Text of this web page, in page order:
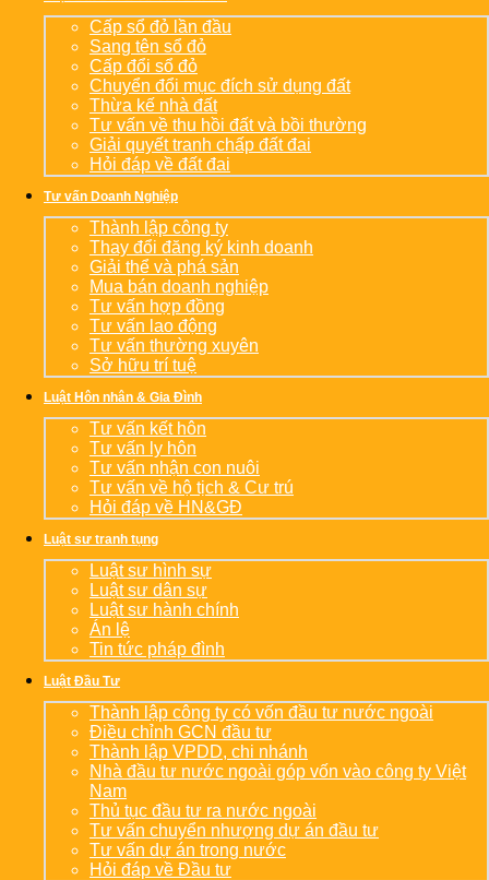
Cấp sổ đỏ lần đầu
Sang tên sổ đỏ
Cấp đổi sổ đỏ
Chuyển đổi mục đích sử dụng đất
Thừa kế nhà đất
Tư vấn về thu hồi đất và bồi thường
Giải quyết tranh chấp đất đai
Hỏi đáp về đất đai
Tư vấn Doanh Nghiệp
Thành lập công ty
Thay đổi đăng ký kinh doanh
Giải thể và phá sản
Mua bán doanh nghiệp
Tư vấn hợp đồng
Tư vấn lao động
Tư vấn thường xuyên
Sở hữu trí tuệ
Luật Hôn nhân & Gia Đình
Tư vấn kết hôn
Tư vấn ly hôn
Tư vấn nhận con nuôi
Tư vấn về hộ tịch & Cư trú
Hỏi đáp về HN&GĐ
Luật sư tranh tụng
Luật sư hình sự
Luật sư dân sự
Luật sư hành chính
Án lệ
Tin tức pháp đình
Luật Đầu Tư
Thành lập công ty có vốn đầu tư nước ngoài
Điều chỉnh GCN đầu tư
Thành lập VPDD, chi nhánh
Nhà đầu tư nước ngoài góp vốn vào công ty Việt
Nam
Thủ tục đầu tư ra nước ngoài
Tư vấn chuyển nhượng dự án đầu tư
Tư vấn dự án trong nước
Hỏi đáp về Đầu tư